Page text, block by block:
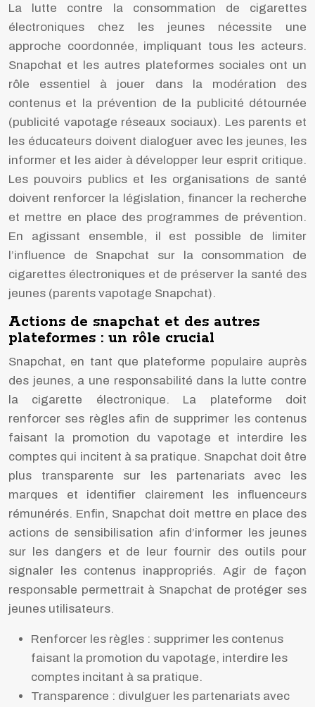
La lutte contre la consommation de cigarettes
électroniques chez les jeunes nécessite une
approche coordonnée, impliquant tous les acteurs.
Snapchat et les autres plateformes sociales ont un
rôle essentiel à jouer dans la modération des
contenus et la prévention de la publicité détournée
(publicité vapotage réseaux sociaux). Les parents et
les éducateurs doivent dialoguer avec les jeunes, les
informer et les aider à développer leur esprit critique.
Les pouvoirs publics et les organisations de santé
doivent renforcer la législation, financer la recherche
et mettre en place des programmes de prévention.
En agissant ensemble, il est possible de limiter
l’influence de Snapchat sur la consommation de
cigarettes électroniques et de préserver la santé des
jeunes (parents vapotage Snapchat).
Actions de snapchat et des autres
plateformes : un rôle crucial
Snapchat, en tant que plateforme populaire auprès
des jeunes, a une responsabilité dans la lutte contre
la cigarette électronique. La plateforme doit
renforcer ses règles afin de supprimer les contenus
faisant la promotion du vapotage et interdire les
comptes qui incitent à sa pratique. Snapchat doit être
plus transparente sur les partenariats avec les
marques et identifier clairement les influenceurs
rémunérés. Enfin, Snapchat doit mettre en place des
actions de sensibilisation afin d’informer les jeunes
sur les dangers et de leur fournir des outils pour
signaler les contenus inappropriés. Agir de façon
responsable permettrait à Snapchat de protéger ses
jeunes utilisateurs.
Renforcer les règles : supprimer les contenus
faisant la promotion du vapotage, interdire les
comptes incitant à sa pratique.
Transparence : divulguer les partenariats avec